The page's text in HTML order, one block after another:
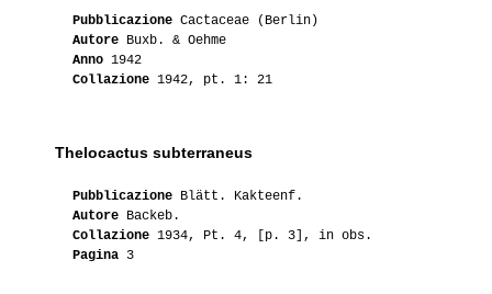
Pubblicazione Cactaceae (Berlin)
Autore Buxb. & Oehme
Anno 1942
Collazione 1942, pt. 1: 21
Thelocactus subterraneus
Pubblicazione Blätt. Kakteenf.
Autore Backeb.
Collazione 1934, Pt. 4, [p. 3], in obs.
Pagina 3